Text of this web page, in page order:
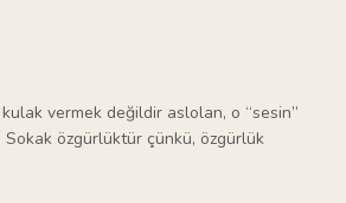
kulak vermek değildir aslolan, o “sesin”
Sokak özgürlüktür çünkü, özgürlük